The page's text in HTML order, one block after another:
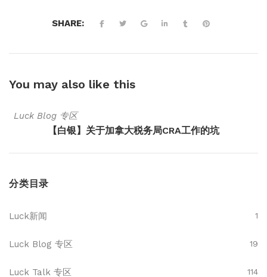
SHARE:
You may also like this
Luck Blog 专区
【白银】关于加拿大税务局CRA工作的坑
分类目录
Luck新闻 1
Luck Blog 专区 19
Luck Talk 专区 114